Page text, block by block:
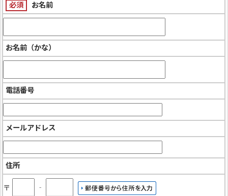
必須 お名前
お名前（かな）
電話番号
メールアドレス
住所
〒 ‐